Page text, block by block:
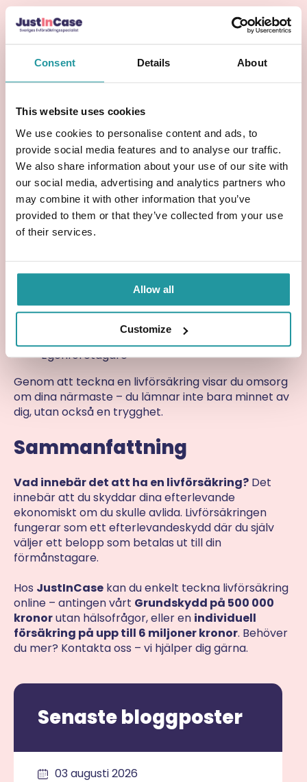
Consent Details About
This website uses cookies
We use cookies to personalise content and ads, to
provide social media features and to analyse our traffic.
We also share information about your use of our site with
our social media, advertising and analytics partners who
may combine it with other information that you’ve
provided to them or that they’ve collected from your use
of their services.
Allow all
Customize
Flexibilitet att välja förmånstagare själv
mottagarna
En livförsäkring är särskilt viktig om du har barn,
bolån eller en partner som är beroende av din
inkomst.
Vem behöver livförsäkring?
Du som har anhöriga som skulle påverkas
teckna en livförsäkring. Det gäller särskilt:
Småbarnsföräldrar
Personer med stora lån
Sambo eller gifta par med gemensam
Egenföretagare
Genom att teckna en livförsäkring visar du omsorg
om dina närmaste – du lämnar inte bara minnet av
dig, utan också en trygghet.
Sammanfattning
Vad innebär det att ha en livförsäkring? Det
innebär att du skyddar dina efterlevande
ekonomiskt om du skulle avlida. Livförsäkringen
fungerar som ett efterlevandeskydd där du själv
väljer ett belopp som betalas ut till din
förmånstagare.
Hos JustInCase kan du enkelt teckna livförsäkring
online – antingen vårt Grundskydd på 500 000
kronorutan hälsofrågor, eller en individuell
försäkring på upp till 6 miljoner kronor. Behöver
du mer? Kontakta oss – vi hjälper dig gärna.
Senaste bloggposter
03 augusti 2026